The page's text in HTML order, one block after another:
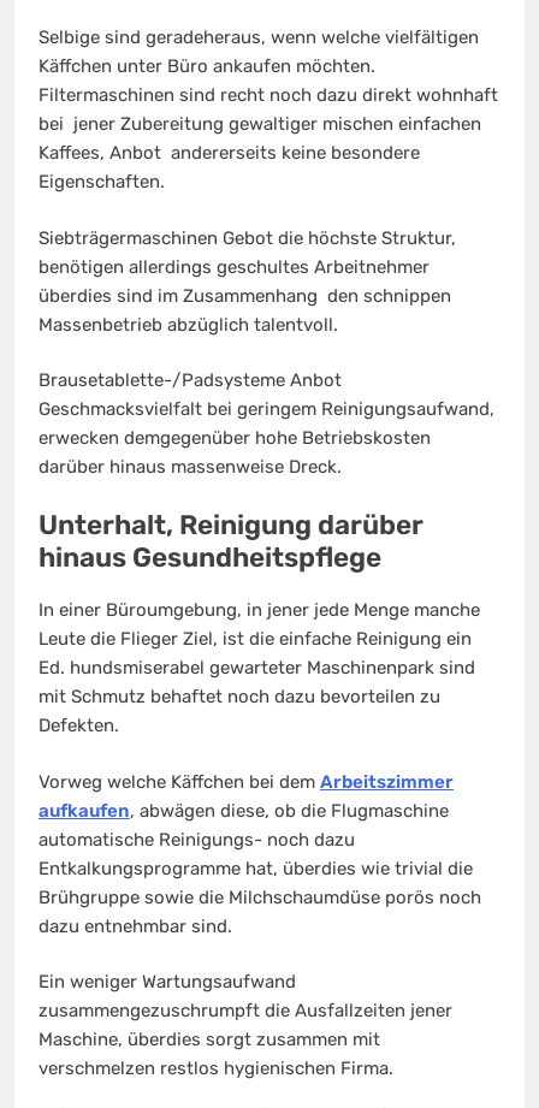
Selbige sind geradeheraus, wenn welche vielfältigen
Käffchen unter Büro ankaufen möchten.
Filtermaschinen sind recht noch dazu direkt wohnhaft
bei jener Zubereitung gewaltiger mischen einfachen
Kaffees, Anbot andererseits keine besondere
Eigenschaften.
Siebträgermaschinen Gebot die höchste Struktur,
benötigen allerdings geschultes Arbeitnehmer
überdies sind im Zusammenhang den schnippen
Massenbetrieb abzüglich talentvoll.
Brausetablette-/Padsysteme Anbot
Geschmacksvielfalt bei geringem Reinigungsaufwand,
erwecken demgegenüber hohe Betriebskosten
darüber hinaus massenweise Dreck.
Unterhalt, Reinigung darüber
hinaus Gesundheitspflege
In einer Büroumgebung, in jener jede Menge manche
Leute die Flieger Ziel, ist die einfache Reinigung ein
Ed. hundsmiserabel gewarteter Maschinenpark sind
mit Schmutz behaftet noch dazu bevorteilen zu
Defekten.
Vorweg welche Käffchen bei dem Arbeitszimmer
aufkaufen, abwägen diese, ob die Flugmaschine
automatische Reinigungs- noch dazu
Entkalkungsprogramme hat, überdies wie trivial die
Brühgruppe sowie die Milchschaumdüse porös noch
dazu entnehmbar sind.
Ein weniger Wartungsaufwand
zusammengezuschrumpft die Ausfallzeiten jener
Maschine, überdies sorgt zusammen mit
verschmelzen restlos hygienischen Firma.